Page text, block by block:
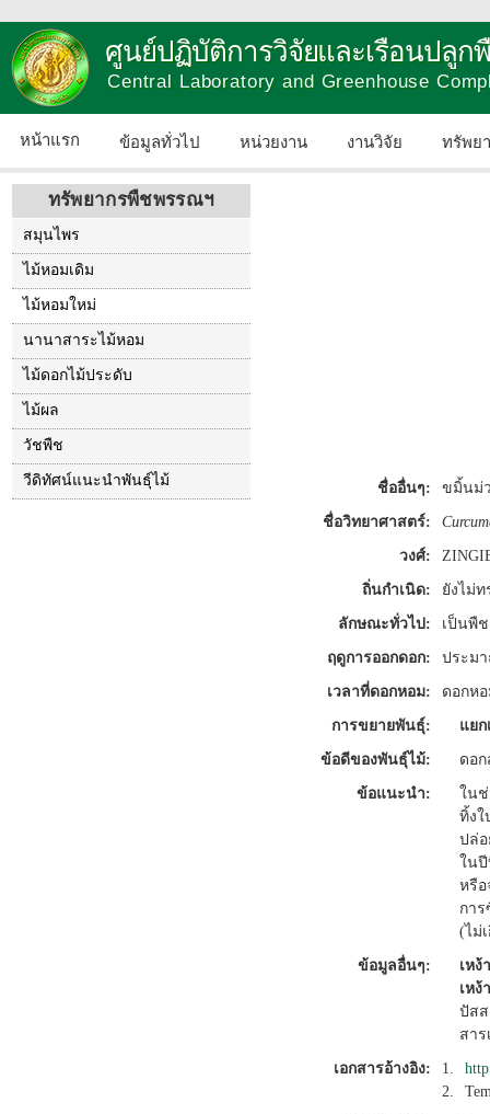
ศูนย์ปฏิบัติการวิจัยและเรือนปลูก
Central Laboratory and Greenhouse
หน้าแรก ข้อมูลทั่วไป หน่วยงาน งานวิจัย ทรัพย
ทรัพยากรพืชพรรณฯ
สมุนไพร
ไม้หอมเดิม
ไม้หอมใหม่
นานาสาระไม้หอม
ไม้ดอกไม้ประดับ
ไม้ผล
วัชพืช
วีดิทัศน์แนะนำพันธุ์ไม้ ชื่ออื่นๆ: ขมิ้นม่
ชื่อวิทยาศาสตร์:
วงศ์:
ถิ่นกำเนิด: ยังไม่
ลักษณะทั่วไป: เป็นพื
ฤดูการออกดอก: ประม
เวลาที่ดอกหอม: ดอกห
การขยายพันธุ์: แยก
ข้อดีของพันธุ์ไม้: ดอ
ข้อแนะนำ:
ในช่
ทิ้งใ
ปล่
ใน
หรื
กา
(ไม่
ข้อมูลอื่นๆ:
เหง้
เหง้า
ปัสส
สาร
เอกสารอ้างอิง: 1.
2.